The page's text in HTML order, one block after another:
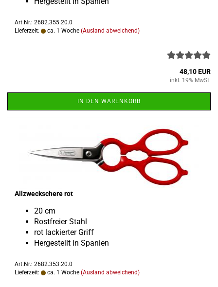
Art.Nr.: 2682.355.20.0
Lieferzeit:
ca. 1 Woche (Ausland abweichend)
48,10 EUR
inkl. 19% MwSt.
IN DEN WARENKORB
All­zweck­sche­re rot
20 cm
Rost­frei­er Stahl
rot la­ckier­ter Griff
Her­ge­stellt in Spa­ni­en
Art.Nr.: 2682.353.20.0
Lieferzeit:
ca. 1 Woche (Ausland abweichend)